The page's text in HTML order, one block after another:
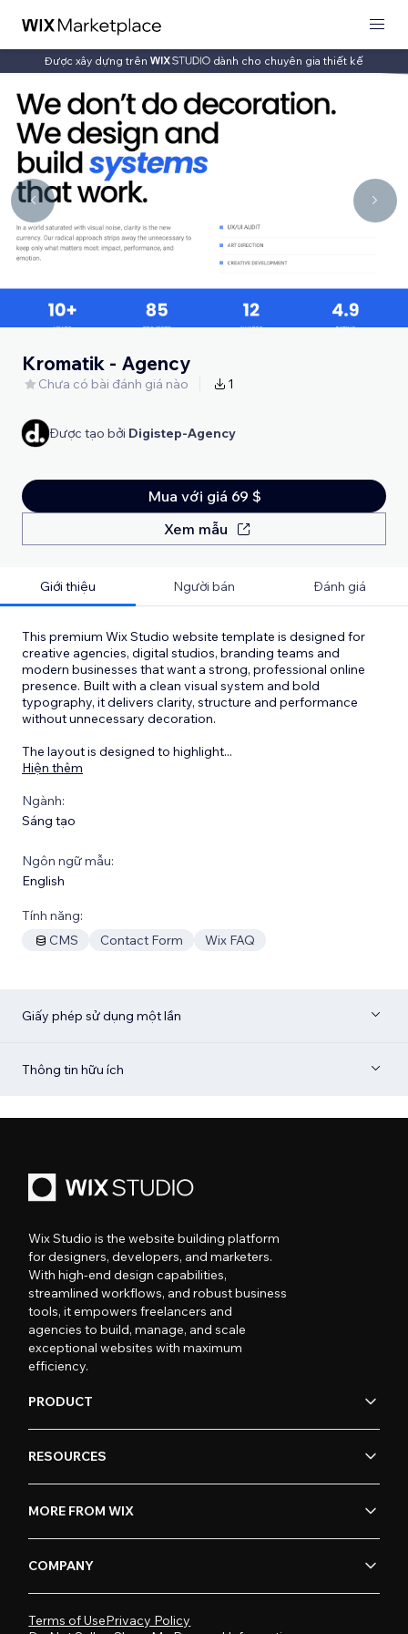
Được xây dựng trên dành cho chuyên gia thiết kế
Kromatik - Agency
Chưa có bài đánh giá nào 1
Được tạo bởi Digistep-Agency
Mua với giá 69 $
Xem mẫu
Giới thiệu Người bán Đánh giá
This premium Wix Studio website template is designed for
creative agencies, digital studios, branding teams and
modern businesses that want a strong, professional online
presence. Built with a clean visual system and bold
typography, it delivers clarity, structure and performance
without unnecessary decoration.
The layout is designed to highlight...
Hiện thêm
Ngành:
Sáng tạo
Ngôn ngữ mẫu:
English
Tính năng:
CMS
Contact Form Wix FAQ
Giấy phép sử dụng một lần
Thông tin hữu ích
Wix Studio is the website building platform
for designers, developers, and marketers.
With high-end design capabilities,
streamlined workflows, and robust business
tools, it empowers freelancers and
agencies to build, manage, and scale
exceptional websites with maximum
efficiency.
PRODUCT
RESOURCES
MORE FROM WIX
COMPANY
Terms of UsePrivacy Policy